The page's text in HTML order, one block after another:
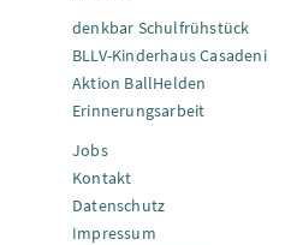
denkbar Schulfrühstück
BLLV-Kinderhaus Casadeni
Aktion BallHelden
Erinnerungsarbeit
Jobs
Kontakt
Datenschutz
Impressum